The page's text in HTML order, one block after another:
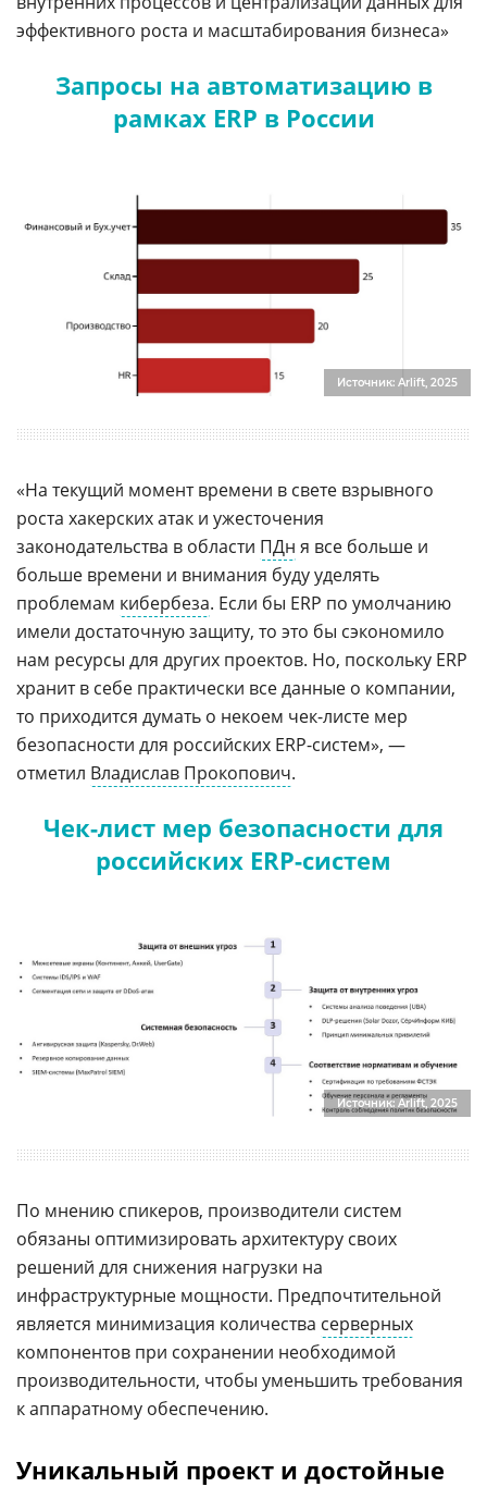
эффективного роста и масштабирования бизнеса»
Запросы на автоматизацию в
рамках ERP в России
Источник: Arlift, 2025
«На текущий момент времени в свете взрывного
роста хакерских атак и ужесточения
законодательства в области ПДн я все больше и
больше времени и внимания буду уделять
проблемам кибербеза. Если бы ERP по умолчанию
имели достаточную защиту, то это бы сэкономило
нам ресурсы для других проектов. Но, поскольку ERP
хранит в себе практически все данные о компании,
то приходится думать о некоем чек-листе мер
безопасности для российских ERP-систем», —
отметил Владислав Прокопович.
Чек-лист мер безопасности для
российских ERP-систем
Источник: Arlift, 2025
По мнению спикеров, производители систем
обязаны оптимизировать архитектуру своих
решений для снижения нагрузки на
инфраструктурные мощности. Предпочтительной
является минимизация количества серверных
компонентов при сохранении необходимой
производительности, чтобы уменьшить требования
к аппаратному обеспечению.
Уникальный проект и достойные